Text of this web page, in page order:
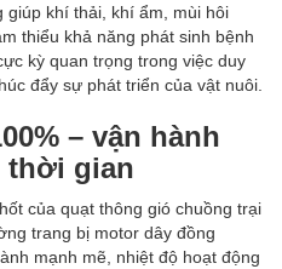
giúp khí thải, khí ẩm, mùi hôi
thiểu khả năng phát sinh bệnh
kỳ quan trọng trong việc duy
đẩy sự phát triển của vật nuôi.
– vận hành
thời gian
của quạt thông gió chuồng trại
trang bị motor dây đồng
mạnh mẽ, nhiệt độ hoạt động